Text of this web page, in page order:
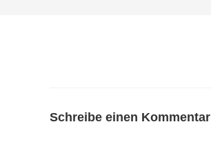
Schreibe einen Kommentar